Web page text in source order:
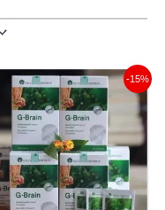
-15%
Giá
gốc
là:
2.750.000 ₫.
Giá
hiện